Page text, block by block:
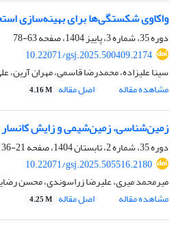
واکاوی شکستگی‏‌ها برای بهینه‌‏سازی
دوره 35، شماره 3، پاییز 1404، صفحه
63-78
10.22071/gsj.2025.500409.2174
سینا علیزاده، محمدرضا قاسمی، مهران آرین،
مشاهده مقاله
اصل مقاله 4.16 M
زمین‌شناسی، زمین‌شیمی و زایش
دوره 35، شماره 2، تابستان 1404، صفحه
21-36
10.22071/gsj.2025.505516.2180
میرمحمد میری، علیرضا زراسوندی، محسن
مشاهده مقاله
اصل مقاله 4.25 M